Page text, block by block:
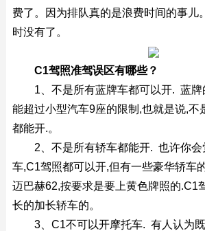
费了。因为排队真的是浪费时间的事儿
时没有了。
C1驾照准驾误区有哪些？
1、不是所有蓝牌车都可以开. 蓝
能超过小型汽车9座的限制,也就是说,不
都能开.。
2、不是所有轿车都能开. 也许你会
车,C1驾照都可以开,但有一些豪华轿车
迈巴赫62,按要求是要上黄色牌照的.C1
长的加长轿车的。
3、C1不可以开摩托车. 有人认为